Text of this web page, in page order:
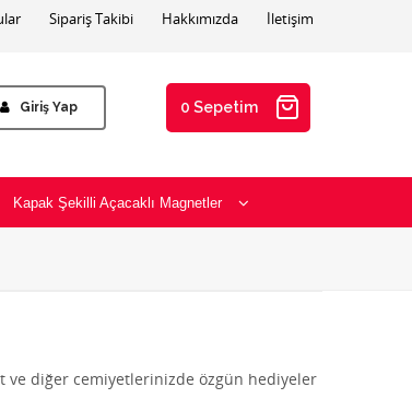
İletişim
Hakkımızda
Sipariş Takibi
Giriş Yap 0 Sepetim
Kapak Şekilli Açacaklı Magnetler
diğer cemiyetlerinizde özgün hediyeler